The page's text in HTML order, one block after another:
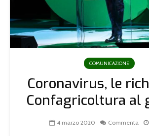
COMUNICAZIONE
Coronavirus, le
Confagricoltura al
4 marzo 2020 Commenta